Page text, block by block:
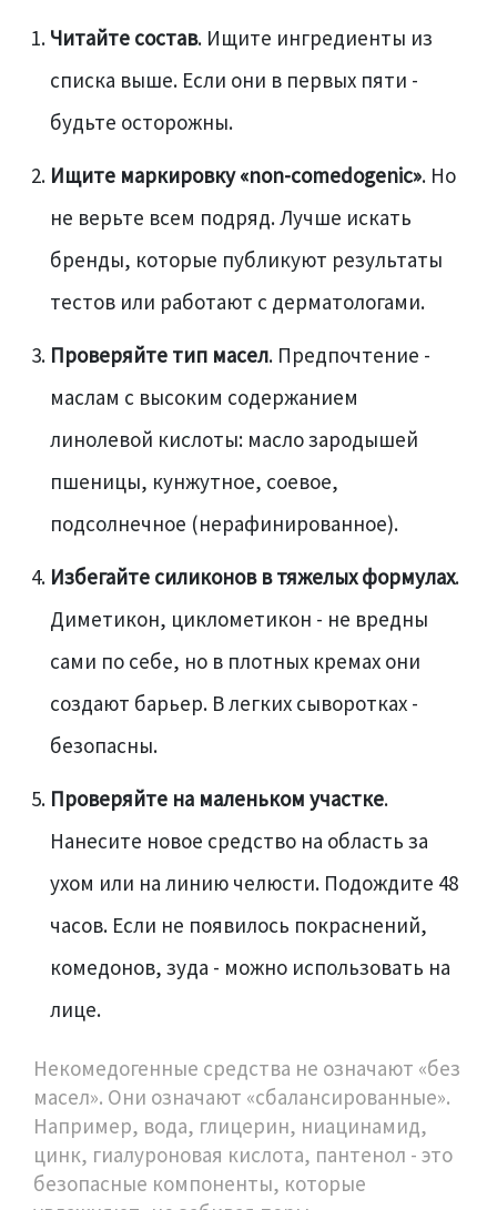
Читайте состав. Ищите ингредиенты из
списка выше. Если они в первых пяти -
будьте осторожны.
Ищите маркировку «non-comedogenic». Но
не верьте всем подряд. Лучше искать
бренды, которые публикуют результаты
тестов или работают с дерматологами.
Проверяйте тип масел. Предпочтение -
маслам с высоким содержанием
линолевой кислоты: масло зародышей
пшеницы, кунжутное, соевое,
подсолнечное (нерафинированное).
Избегайте силиконов в тяжелых формулах.
Диметикон, циклометикон - не вредны
сами по себе, но в плотных кремах они
создают барьер. В легких сыворотках -
безопасны.
Проверяйте на маленьком участке.
Нанесите новое средство на область за
ухом или на линию челюсти. Подождите 48
часов. Если не появилось покраснений,
комедонов, зуда - можно использовать на
лице.
Некомедогенные средства не означают «без
масел». Они означают «сбалансированные».
Например, вода, глицерин, ниацинамид,
цинк, гиалуроновая кислота, пантенол - это
безопасные компоненты, которые